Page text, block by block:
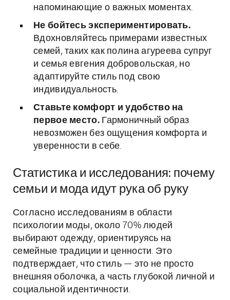
напоминающие о важных моментах.
Не бойтесь экспериментировать.
Вдохновляйтесь примерами известных
семей, таких как полина агуреева супруг
и семья евгения добровольская, но
адаптируйте стиль под свою
индивидуальность.
Ставьте комфорт и удобство на
первое место.Гармоничный образ
невозможен без ощущения комфорта и
уверенности в себе.
Статистика и исследования: почему
семьи и мода идут рука об руку
Согласно исследованиям в области
психологии моды, около 70% людей
выбирают одежду, ориентируясь на
семейные традиции и ценности. Это
подтверждает, что стиль — это не просто
внешняя оболочка, а часть глубокой личной и
социальной идентичности.